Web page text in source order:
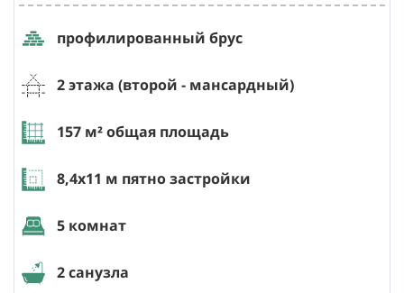
профилированный брус
2 этажа (второй - мансардный)
157 м² общая площадь
8,4х11 м пятно застройки
5 комнат
2 санузла